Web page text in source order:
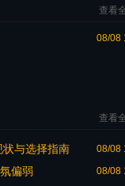
查看
08/08
查看
08/08
与选择指南
08/08
偏弱